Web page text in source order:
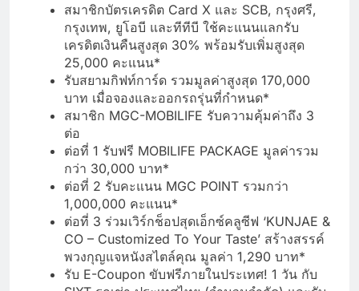
สมาชิกบัตรเครดิต Card X และ SCB, กรุงศรี,
กรุงเทพ, ยูโอบี และทีทีบี ใช้คะแนนแลกรับ
เครดิตเงินคืนสูงสุด 30% พร้อมรับเพิ่มสูงสุด
25,000 คะแนน*
รับสยามกิฟท์การ์ด รวมมูลค่าสูงสุด 170,000
บาท เมื่อจองและออกรถรุ่นที่กำหนด*
สมาชิก MGC-MOBILIFE รับความคุ้มค่าถึง 3
ต่อ
ต่อที่ 1 รับฟรี MOBILIFE PACKAGE มูลค่ารวม
กว่า 30,000 บาท*
ต่อที่ 2 รับคะแนน MGC POINT รวมกว่า
1,000,000 คะแนน*
ต่อที่ 3 ร่วมเวิร์กช็อปสุดเอ็กซ์คลูซีฟ ‘KUNJAE &
CO – Customized To Your Taste’ สร้างสรรค์
พวงกุญแจหนังสไตล์คุณ มูลค่า 1,290 บาท*
รับ E-Coupon ขับฟรีภายในประเทศ! 1 วัน กับ